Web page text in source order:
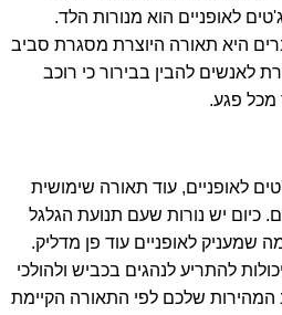
לאופניים הוא מנורות הלד.
היא תאורה היוצרת מסגרת סביב
לאנשים להבין בבירור כי רוכב
מכל פגע.
לאופניים, עוד תאורה שימושית
כיום יש נורות שעם תנועת הגלגל
מה שמעניק לאופניים עוד פן מדליק.
להתריע לנהגים בכביש ולהולכי
המהירות שלכם לפי התאורה הקיימת